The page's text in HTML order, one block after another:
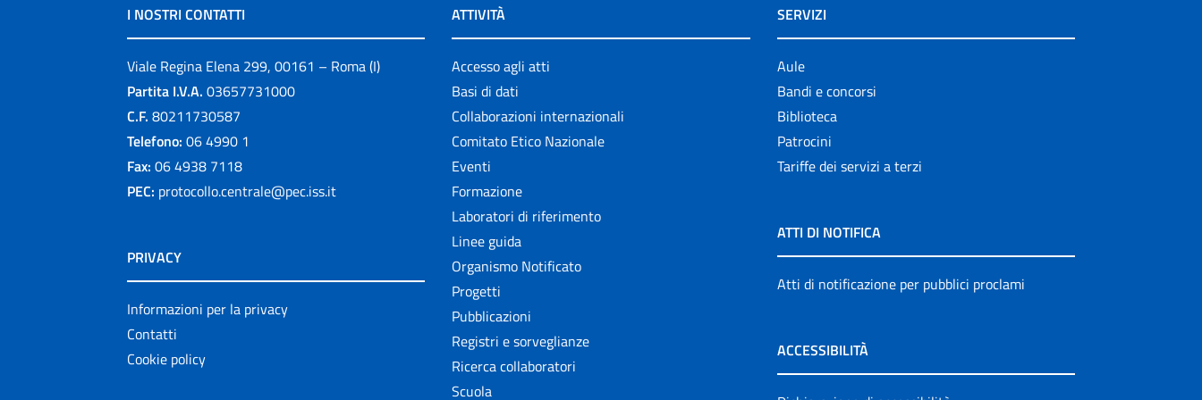
I NOSTRI CONTATTI
Viale Regina Elena 299, 00161 – Roma (I)
Partita I.V.A. 03657731000
C.F. 80211730587
Telefono: 06 4990 1
Fax: 06 4938 7118
PEC: protocollo.centrale@pec.iss.it
PRIVACY
Informazioni per la privacy
Contatti
Cookie policy
ATTIVITÀ
Accesso agli atti
Basi di dati
Collaborazioni internazionali
Comitato Etico Nazionale
Eventi
Formazione
Laboratori di riferimento
Linee guida
Organismo Notificato
Progetti
Pubblicazioni
Registri e sorveglianze
Ricerca collaboratori
Scuola
SERVIZI
Aule
Bandi e concorsi
Biblioteca
Patrocini
Tariffe dei servizi a terzi
ATTI DI NOTIFICA
Atti di notificazione per pubblici proclami
ACCESSIBILITÀ